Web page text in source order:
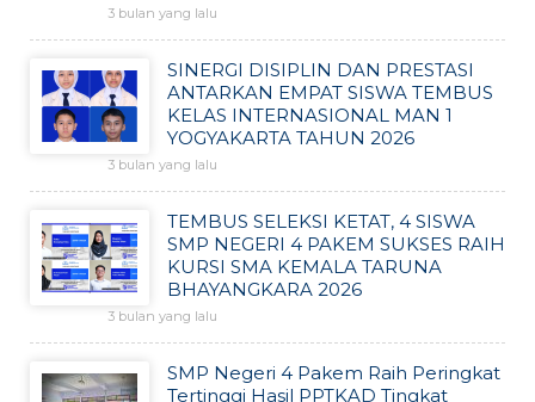
3 bulan yang lalu
SINERGI DISIPLIN DAN PRESTASI
ANTARKAN EMPAT SISWA TEMBUS
KELAS INTERNASIONAL MAN 1
YOGYAKARTA TAHUN 2026
3 bulan yang lalu
TEMBUS SELEKSI KETAT, 4 SISWA
SMP NEGERI 4 PAKEM SUKSES RAIH
KURSI SMA KEMALA TARUNA
BHAYANGKARA 2026
3 bulan yang lalu
SMP Negeri 4 Pakem Raih Peringkat
Tertinggi Hasil PPTKAD Tingkat